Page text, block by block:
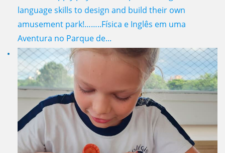
language skills to design and build their own
amusement park!……..Física e Inglês em uma
Aventura no Parque de...